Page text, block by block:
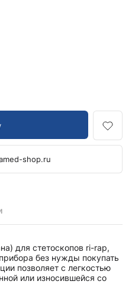
для стетоскопов ri-rap,
без нужды покупать
позволяет с легкостью
или износившейся со
shop.ru